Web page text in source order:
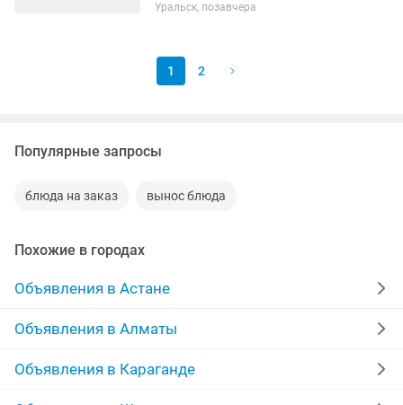
• Возраст от 22 лет; • Опыт работы
Уральск, позавчера
1 2
Популярные запросы
блюда на заказ вынос блюда
Похожие в городах
Объявления в Астане
Объявления в Алматы
Объявления в Караганде